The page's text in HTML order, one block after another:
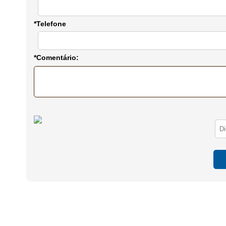
*Telefone
*Comentário: